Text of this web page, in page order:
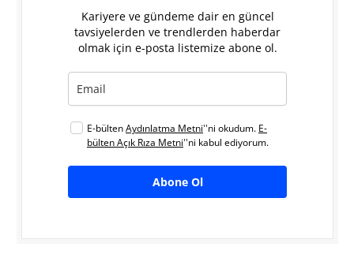
Kariyere ve gündeme dair en güncel
tavsiyelerden ve trendlerden haberdar
olmak için e-posta listemize abone ol.
E-bültenAydınlatma Metni''ni okudum. E-
bülten Açık Rıza Metni''ni kabul ediyorum.
Abone Ol